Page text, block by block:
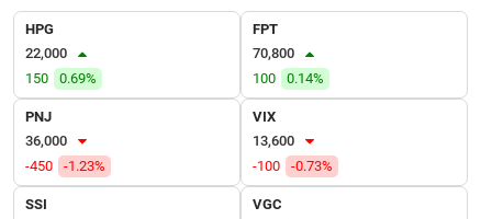
HPG
22,000
150
0.69%
FPT
70,800
100
0.14%
PNJ
36,000
-450
-1.23%
VIX
13,600
-100
-0.73%
SSI
VGC
VỤ
TRUYỀN
THÔNG
TIỆN
ÍCH